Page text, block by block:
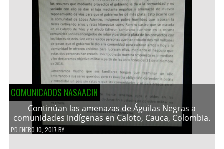
COMUNICADOS NASAACIN
Continúan las amenazas de Águilas Negras a
comunidades indígenas en Caloto, Cauca, Colombia.
PD ENERO 10, 2017 BY